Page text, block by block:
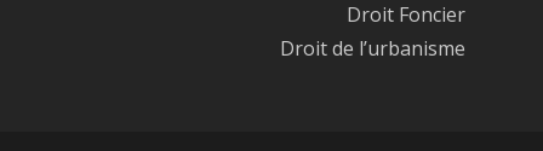
Droit Foncier
Droit de l’urbanisme